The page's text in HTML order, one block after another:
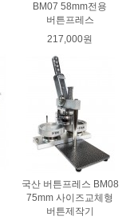
BM07 58mm전용
버튼프레스
217,000원
국산 버튼프레스 BM08
75mm 사이즈교체형
버튼제작기